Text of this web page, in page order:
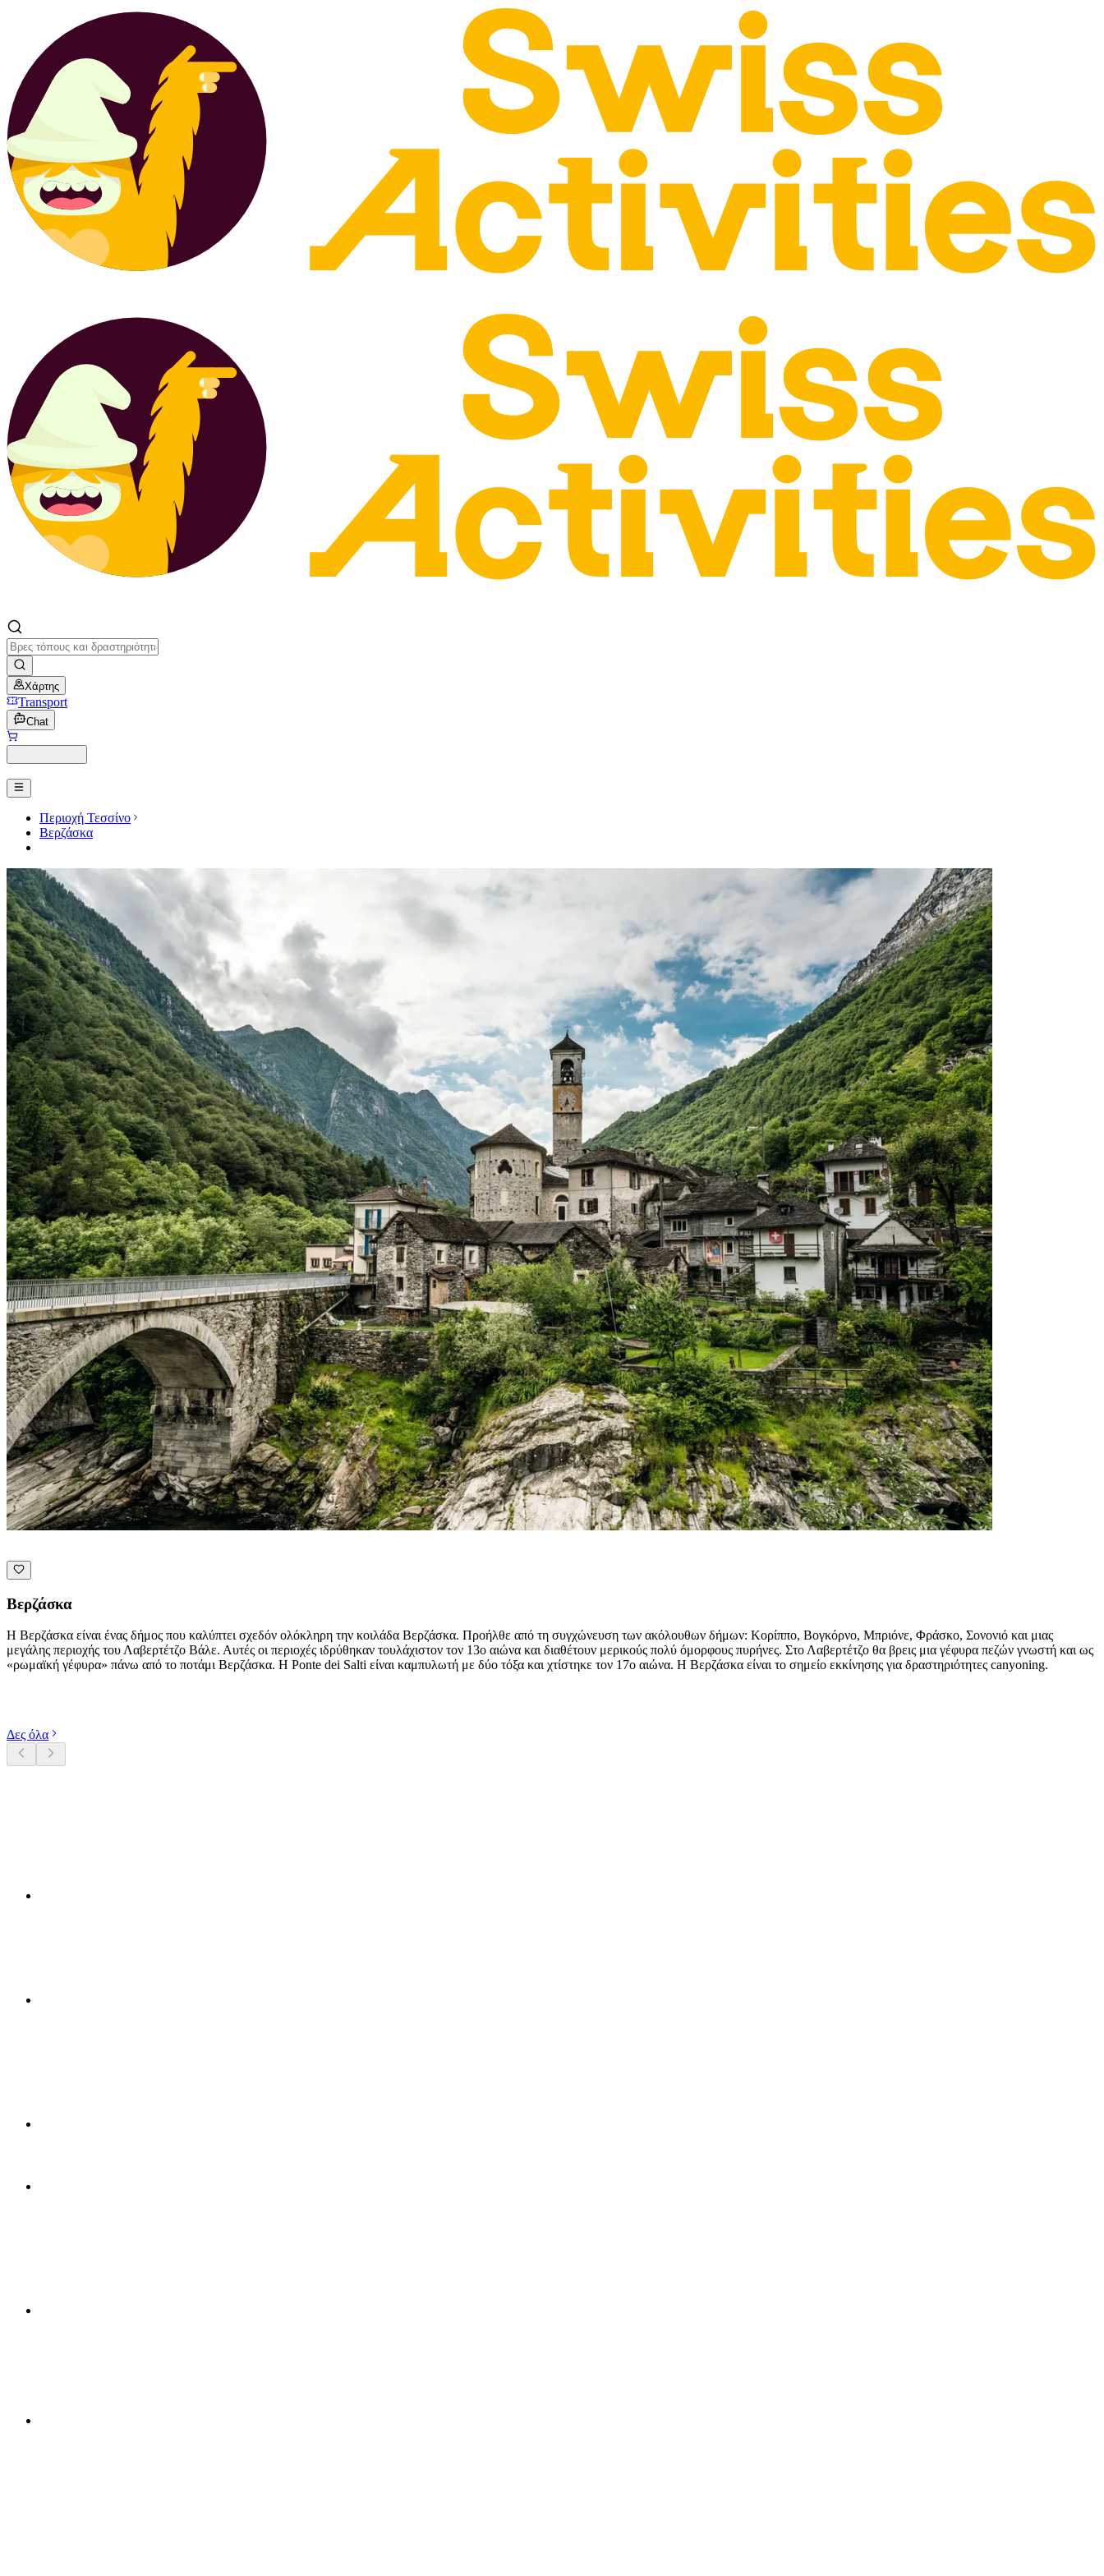
Χάρτης
Transport
Chat
Περιοχή Τεσσίνο
Βερζάσκα
Βερζάσκα
Η Βερζάσκα είναι ένας δήμος που καλύπτει σχεδόν ολόκληρη την κοιλάδα Βερζάσκα. Προήλθε από τη συγχώνευση των ακόλουθων δήμων: Κορίππο, Βογκόρνο, Μπριόνε, Φράσκο, Σονονιό και μιας
μεγάλης περιοχής του Λαβερτέτζο Βάλε. Αυτές οι περιοχές ιδρύθηκαν τουλάχιστον τον 13ο αιώνα και διαθέτουν μερικούς πολύ όμορφους πυρήνες. Στο Λαβερτέτζο θα βρεις μια γέφυρα πεζών γνωστή και ως
«ρωμαϊκή γέφυρα» πάνω από το ποτάμι Βερζάσκα. Η Ponte dei Salti είναι καμπυλωτή με δύο τόξα και χτίστηκε τον 17ο αιώνα. Η Βερζάσκα είναι το σημείο εκκίνησης για δραστηριότητες canyoning.
Δες όλα